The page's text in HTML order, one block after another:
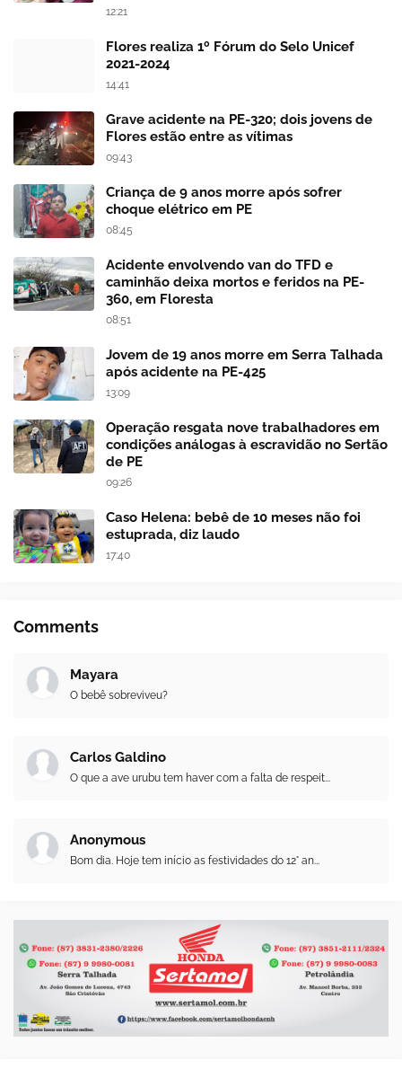
12:21
Flores realiza 1º Fórum do Selo Unicef
2021-2024
14:41
Grave acidente na PE-320; dois jovens de
Flores estão entre as vítimas
09:43
Criança de 9 anos morre após sofrer
choque elétrico em PE
08:45
Acidente envolvendo van do TFD e
caminhão deixa mortos e feridos na PE-
360, em Floresta
08:51
Jovem de 19 anos morre em Serra Talhada
após acidente na PE-425
13:09
Operação resgata nove trabalhadores em
condições análogas à escravidão no Sertão
de PE
09:26
Caso Helena: bebê de 10 meses não foi
estuprada, diz laudo
17:40
Comments
Mayara
O bebê sobreviveu?
Carlos Galdino
O que a ave urubu tem haver com a falta de respeit...
Anonymous
Bom dia. Hoje tem início as festividades do 12° an...